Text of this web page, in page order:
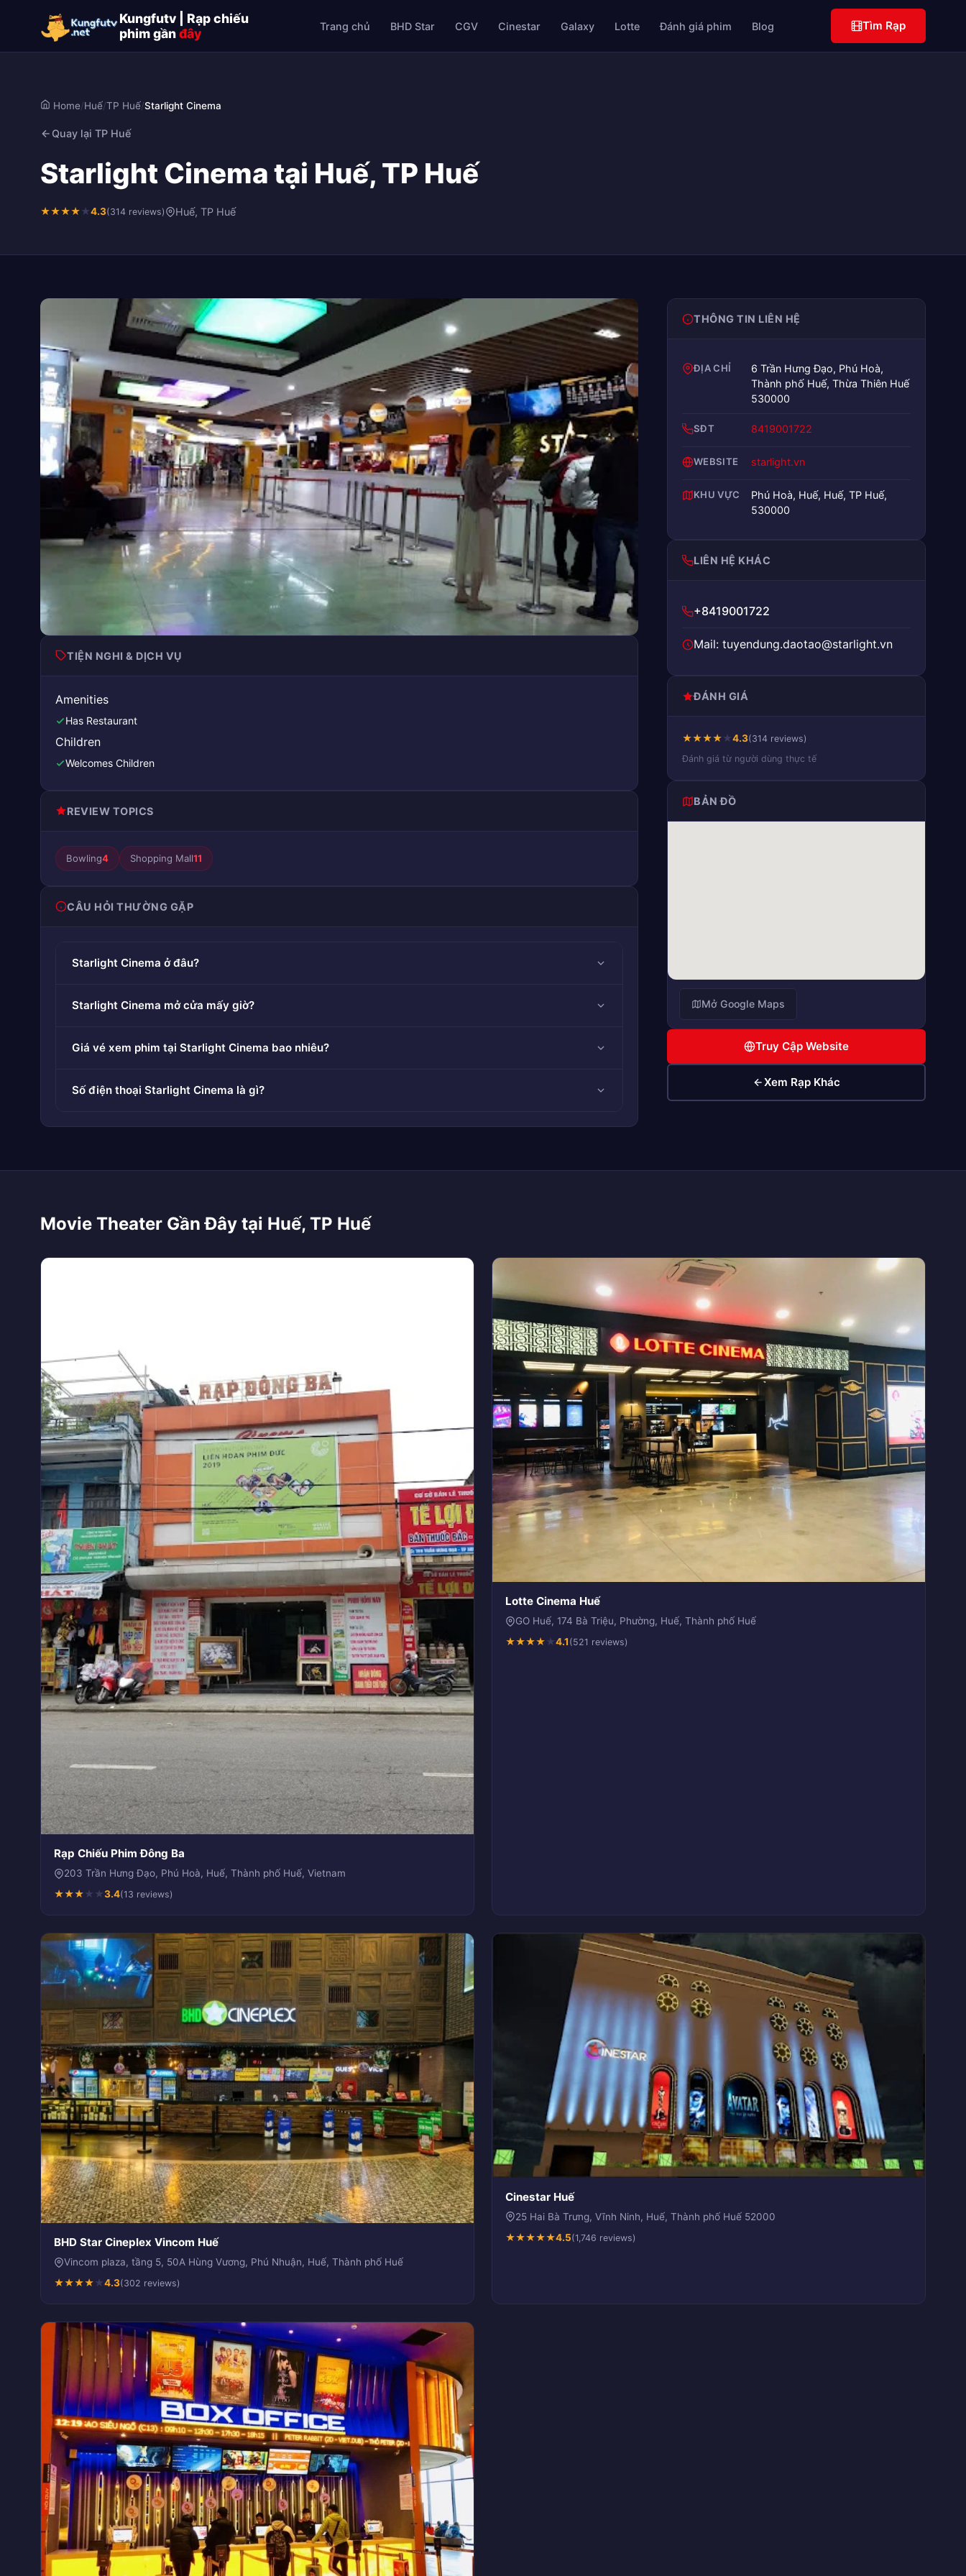
Kungfutv | Rạp chiếu
phim gầnđây Trang chủ BHD Star CGV Cinestar Galaxy Lotte Đánh giá phim Blog Tìm Rạp
Home/Huế/TP Huế/Starlight Cinema
Quay lại TP Huế
Starlight Cinema tại Huế, TP Huế
★★★★★4.3(314 reviews) Huế, TP Huế
TIỆN NGHI & DỊCH VỤ
Amenities
Has Restaurant
Children
Welcomes Children
REVIEW TOPICS
Bowling4 Shopping Mall11
CÂU HỎI THƯỜNG GẶP
Starlight Cinema ở đâu?
Starlight Cinema mở cửa mấy giờ?
Giá vé xem phim tại Starlight Cinema bao nhiêu?
Số điện thoại Starlight Cinema là gì?
THÔNG TIN LIÊN HỆ
ĐỊA CHỈ
6 Trần Hưng Đạo, Phú Hoà,
Thành phố Huế, Thừa Thiên Huế
530000
SĐT 8419001722
WEBSITE starlight.vn
KHU VỰC
Phú Hoà, Huế, Huế, TP Huế,
530000
LIÊN HỆ KHÁC
+8419001722
Mail: tuyendung.daotao@starlight.vn
ĐÁNH GIÁ
★★★★★4.3(314 reviews)
Đánh giá từ người dùng thực tế
BẢN ĐỒ
Mở Google Maps
Truy Cập Website
Xem Rạp Khác
Movie Theater Gần Đây tại Huế, TP Huế
Rạp Chiếu Phim Đông Ba
203 Trần Hưng Đạo, Phú Hoà, Huế, Thành phố Huế, Vietnam
★★★★ ★3.4(13 reviews)
Lotte Cinema Huế
GO Huế, 174 Bà Triệu, Phường, Huế, Thành phố Huế
★★★★★4.1 (521 reviews)
BHD Star Cineplex Vincom Huế
Vincom plaza, tầng 5, 50A Hùng Vương, Phú Nhuận, Huế, Thành phố Huế
★★★★★4.3(302 reviews)
Cinestar Huế
25 Hai Bà Trưng, Vĩnh Ninh, Huế, Thành phố Huế 52000
★★★★★4.5(1,746 reviews)